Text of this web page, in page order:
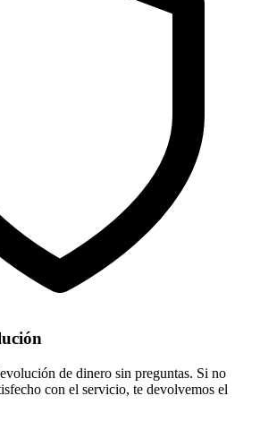
de dinero sin preguntas. Si no
con el servicio, te devolvemos el